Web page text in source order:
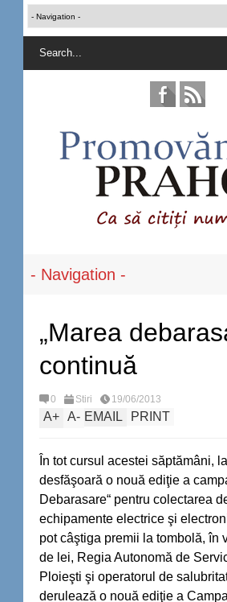
„Marea
continuă
0 Stiri 19/06/2013
A+ A- EMAIL PRINT
În tot cursul acestei săptămâni,
desfăşoară o nouă ediţie a
Debarasare“ pentru colectarea
echipamente electrice şi
pot câştiga premii la tombolă, în
de lei, Regia Autonomă de
Ploieşti şi operatorul de
derulează o nouă ediţie a